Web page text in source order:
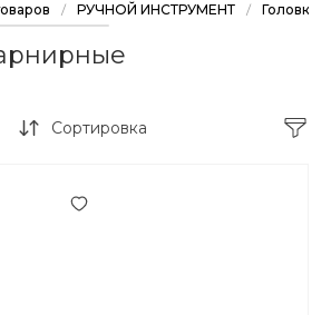
/ РУЧНОЙ ИНСТРУМЕНТ / Головки
Сортировка